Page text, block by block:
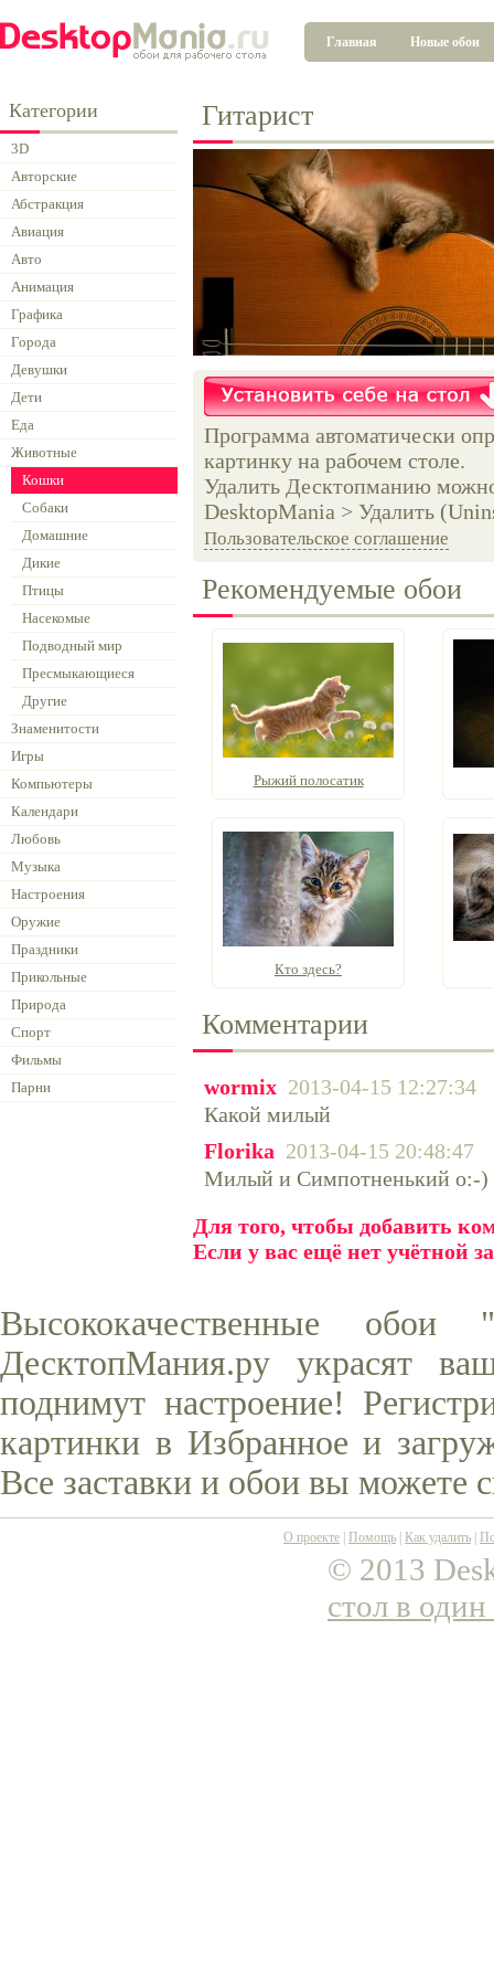
Главная Новые обои
Категории
3D
Авторские
Абстракция
Авиация
Авто
Анимация
Графика
Города
Девушки
Дети
Еда
Животные
Кошки
Собаки
Домашние
Дикие
Птицы
Насекомые
Подводный мир
Пресмыкающиеся
Другие
Знаменитости
Игры
Компьютеры
Календари
Любовь
Музыка
Настроения
Оружие
Праздники
Прикольные
Природа
Спорт
Фильмы
Парни
Гитарист
Программа автоматически
картинку на рабочем столе.
Удалить Десктопманию
DesktopMania > Удалить
Пользовательское соглашение
Рекомендуемые обои
Рыжий полосатик
Кто здесь?
Комментарии
wormix 2013-04-15 12:27:34
Какой милый
Florika 2013-04-15 20:48:47
Милый и Симпотненький о:-)
Для того, чтобы добавить
Если у вас ещё нет учётной
Высококачественные
ДесктопМания.ру украсят
поднимут настроение!
картинки в Избранное и
Все заставки и обои вы можете
О проекте Помощь Как удалить
© 2013
стол в